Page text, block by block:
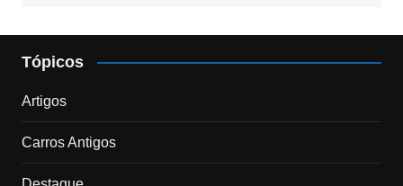
Tópicos
Artigos
Carros Antigos